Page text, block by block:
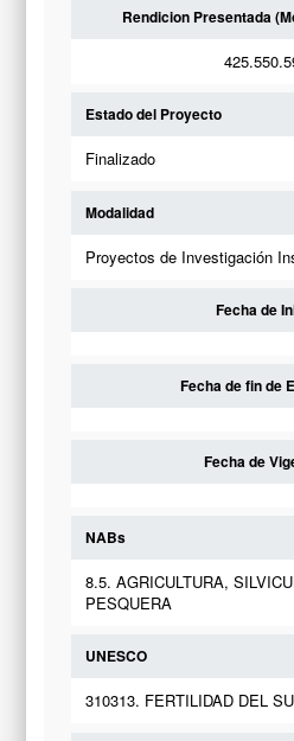
Rendicion Presentada
Estado del Proyecto
Finalizado
Modalidad
Proyectos de Investigación
Fecha de
Fecha de fin de
Fecha de
NABs
8.5. AGRICULTURA,
PESQUERA
UNESCO
310313. FERTILIDAD DEL